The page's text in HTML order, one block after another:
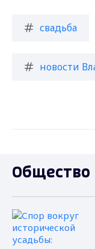
свадьба
новости
Общество